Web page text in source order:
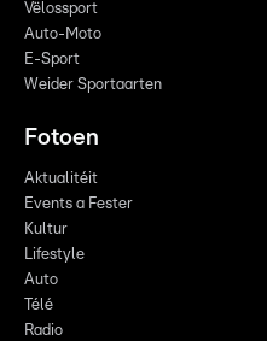
Vëlossport
Auto-Moto
E-Sport
Weider Sportaarten
Fotoen
Aktualitéit
Events a Fester
Kultur
Lifestyle
Auto
Télé
Radio